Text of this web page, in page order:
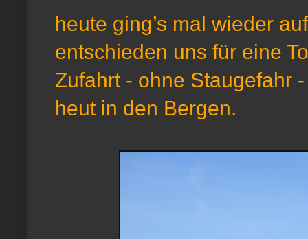
heute ging’s mal wieder
entschieden uns für eine
Zufahrt - ohne Staugefahr
heut in den Bergen.